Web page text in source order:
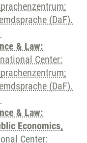
(DaF).
& Law:
Center:
(DaF).
& Law:
Economics,
Center: